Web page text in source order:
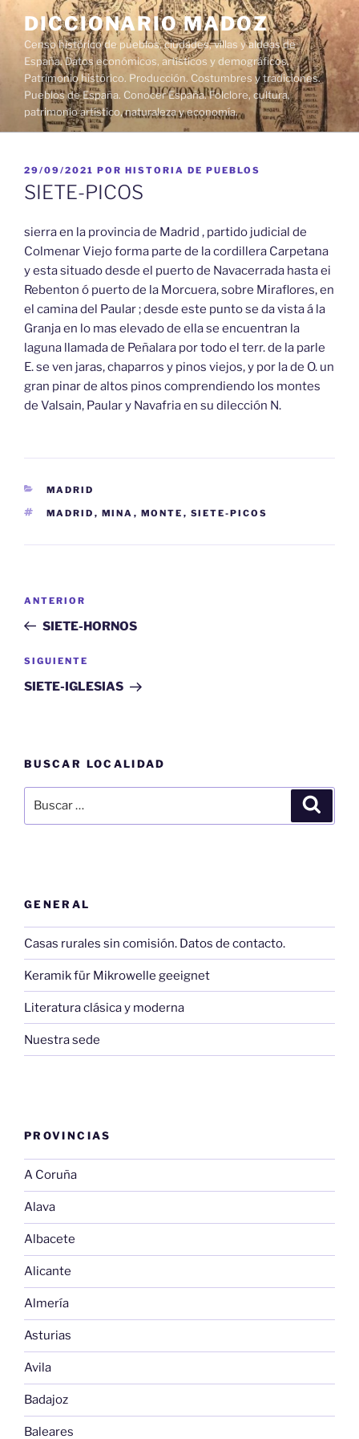
contenido
DICCIONARIO MADOZ
Censo histórico de pueblos, ciudades, villas y aldeas de
España. Datos económicos, artísticos y demográficos.
Patrimonio histórico. Producción. Costumbres y tradiciones.
Pueblos de España. Conocer España. Folclore, cultura,
patrimonio artístico, naturaleza y economía.
PUBLICADO
EL
29/09/2021 POR HISTORIA DE PUEBLOS
SIETE-PICOS
sierra en la provincia de Madrid , partido judicial de
Colmenar Viejo forma parte de la cordillera Carpetana
y esta situado desde el puerto de Navacerrada hasta ei
Rebenton ó puerto de la Morcuera, sobre Miraflores, en
el camina del Paular ; desde este punto se da vista á la
Granja en lo mas elevado de ella se encuentran la
laguna llamada de Peñalara por todo el terr. de la parle
E. se ven jaras, chaparros y pinos viejos, y por la de O. un
gran pinar de altos pinos comprendiendo los montes
de Valsain, Paular y Navafria en su dilección N.
CATEGORÍAS
MADRID
ETIQUETAS
MADRID , MINA , MONTE , SIETE-PICOS
entradas
Entrada
anterior:
ANTERIOR
SIETE-HORNOS
Siguiente
entrada
SIGUIENTE
SIETE-IGLESIAS
BUSCAR LOCALIDAD
por:
GENERAL
Casas rurales sin comisión. Datos de contacto.
Keramik für Mikrowelle geeignet
Literatura clásica y moderna
Nuestra sede
PROVINCIAS
A Coruña
Alava
Albacete
Alicante
Almería
Asturias
Avila
Badajoz
Baleares